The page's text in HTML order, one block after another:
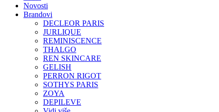
Novosti
Brandovi
DECLEOR PARIS
JURLIQUE
REMINISCENCE
THALGO
REN SKINCARE
GELISH
PERRON RIGOT
SOTHYS PARIS
ZOYA
DEPILEVE